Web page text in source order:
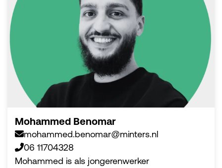
Mohammed Benomar
mohammed.benomar@minters.nl
06 11704328
Mohammed is als jongerenwerker